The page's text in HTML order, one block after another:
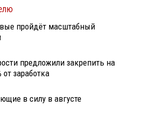
пройдёт масштабный
предложили закрепить на
заработка
в силу в августе